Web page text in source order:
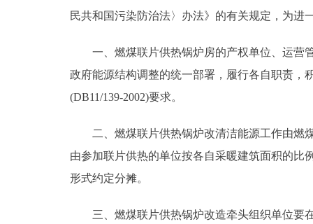
政务服务
中介服务
政民互动
民共和国污染防治法〉办法》的有关规定，为进
一、燃煤联片供热锅炉房的产权单位、运营管
政府能源结构调整的统一部署，履行各自职责，
(DB11/139-2002)要求。
二、燃煤联片供热锅炉改清洁能源工作由燃煤
由参加联片供热的单位按各自采暖建筑面积的比
形式约定分摊。
三、燃煤联片供热锅炉改造牵头组织单位要在